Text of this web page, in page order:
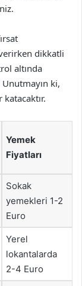
dikkatli
altında
ki,
Yemek
Fiyatları
Sokak
yemekleri 1-2
Euro
Yerel
lokantalarda
2-4 Euro